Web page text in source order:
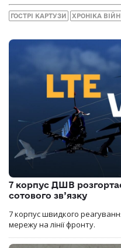
ГОСТРІ КАРТУЗИ ХРОНІКА
7 корпус ДШВ
сотового зв’язку
7 корпус швидкого
мережу на лінії фронту.